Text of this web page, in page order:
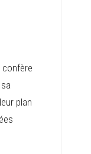
confère
plan